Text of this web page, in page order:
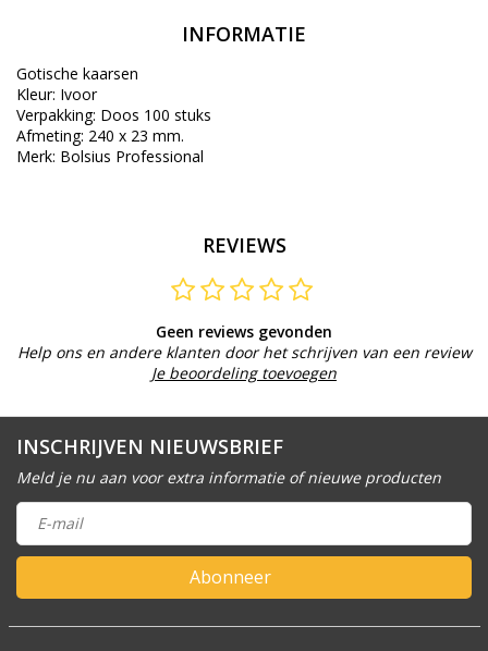
INFORMATIE
Gotische kaarsen
Kleur: Ivoor
Verpakking: Doos 100 stuks
Afmeting: 240 x 23 mm.
Merk: Bolsius Professional
REVIEWS
Geen reviews gevonden
Help ons en andere klanten door het schrijven van een review
Je beoordeling toevoegen
INSCHRIJVEN NIEUWSBRIEF
Meld je nu aan voor extra informatie of nieuwe producten
Abonneer